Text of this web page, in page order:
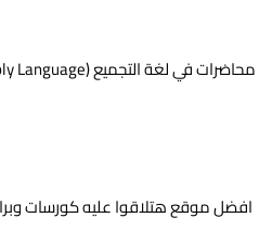
محاضرات في لغة التجميع (Assembly Language)